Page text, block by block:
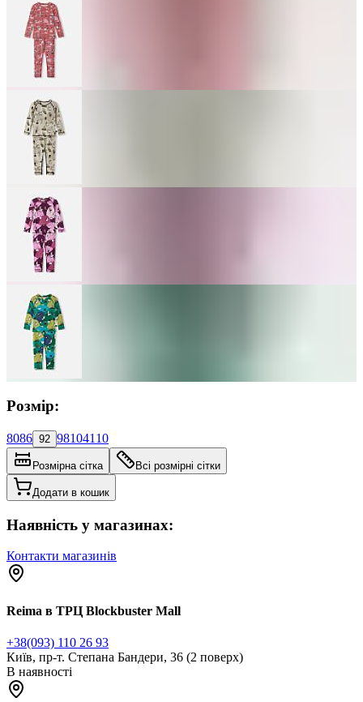
Розмір:
8086 92 98104110
Розмірна сітка Всі розмірні сітки
Додати в кошик
Наявність у магазинах:
Контакти магазинів
Reima в ТРЦ Blockbuster Mall
+38(093) 110 26 93
Київ, пр-т. Степана Бандери, 36 (2 поверх)
В наявності